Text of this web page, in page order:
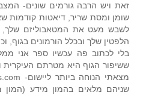
זאת ויש הרבה גורמים שונים-
שומן ומסת שריר, דיאטות קודמות
לשבש מעט את המטאבוליזם שלך,
הלפטין שלך ובכלל הורמונים בגוף,
בלי לכתוב פה עכשיו ספר אני
ששיפור הגוף היא מטרתם העיקרית
שניהם מלאים בהמון מידע (המון